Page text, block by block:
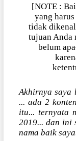
[NOTE :
yang
tidak dikenal
tujuan Anda
belum
Akhirnya saya
... ada 2
itu... ternyata
2019... dan ini
nama baik